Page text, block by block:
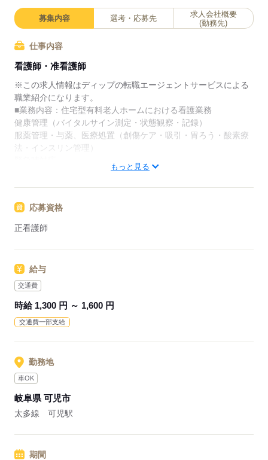
求職中の看護師さんの転職を専任の
キャリアアドバイザーが入職まで無料でサポートいた
日本最大級の求人情報の中からぴったりな求人をご紹
介。
履歴書作成のアドバイスや面接日の調整だけでなく、
お給料、お休み、入職時期の交渉もサポートします。
【もちろん無料】
費用は一切かかりません。
募集内容 選考・応募先
求人会社概要
(勤務先)
仕事内容
看護師・准看護師
※この求人情報はディップの転職エージェントサービスによる
職業紹介になります。
■業務内容：住宅型有料老人ホームにおける看護業務
健康管理（バイタルサイン測定・状態観察・記録）
服薬管理・与薬、医療処置（創傷ケア・吸引・胃ろう・酸素療
法・インスリン管理）
受診・往診の調整、主治医・訪問診療・薬局・外部サービスと
の連携
ハビリ・看取りの支援）
※定員：30名
★おすすめポイント★
きます。
先輩スタッフの指導があるため、新しい職場でも安心して業務
週2日から相談可能なため、家事や育児とも両立しやすい環境で
す♪
もっと見る
応募資格
正看護師
給与
交通費
時給 1,300 円 ～ 1,600 円
交通費一部支給
勤務地
車OK
岐阜県 可児市
太多線 可児駅
期間